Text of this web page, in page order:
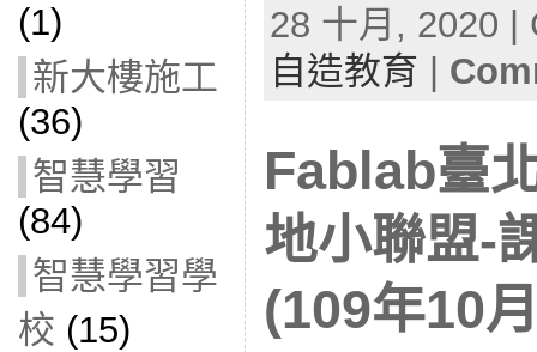
(1)
新大樓施工
(36)
智慧學習
(84)
智慧學習學
校 (15)
28 十月, 2020
自造教育
Fablab臺
地小聯盟-
(109年10